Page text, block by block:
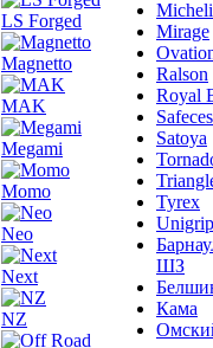
LS Forged
Magnetto
MAK
Megami
Momo
Neo
Next
NZ
Mirage
Ralson
Royal
Satoya
Tyrex
Unigrip
ШЗ
Кама